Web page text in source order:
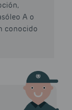
A o
conocido